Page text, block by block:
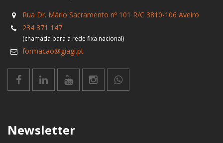
Rua Dr. Mário Sacramento nº 101 R/C 3810-106 Aveiro
234 371 147
(chamada para a rede fixa nacional)
formacao@giagi.pt
Newsletter